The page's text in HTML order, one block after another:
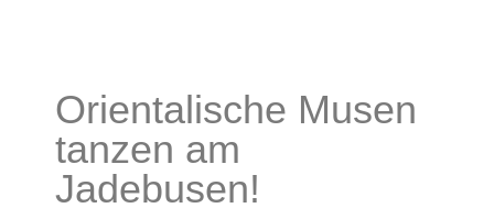
Orientalische Musen
tanzen am
Jadebusen!